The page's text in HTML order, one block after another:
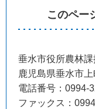
このペー
垂水市役所農林
鹿児島県垂水市
電話番号：0994-
ファックス：